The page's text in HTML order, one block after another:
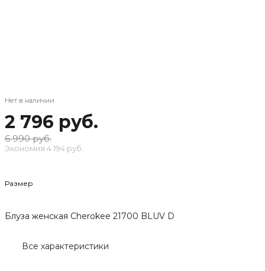
Нет в наличии
2 796 руб.
6 990 руб.
Экономия 4 194 руб.
Размер
Блуза женская Cherokee 21700 BLUV D
Все характеристики